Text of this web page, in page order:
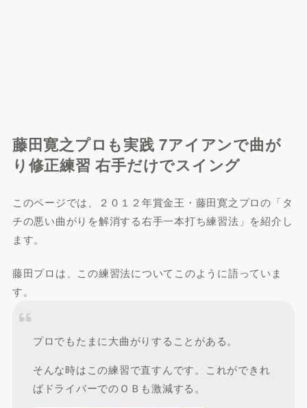
藤田寛之プロも実践 7アイアンで曲が
り修正練習 右手だけでスイング
このページでは、２０１２年賞金王・藤田寛之プロの「タ
チの悪い曲がりを解消する右手一本打ち練習法」を紹介し
ます。
藤田プロは、この練習法についてこのように語っていま
す。
プロでもたまに大曲がりすることがある。
そんな時はこの練習で直すんです。これができれ
ばドライバーでのＯＢも激減する。